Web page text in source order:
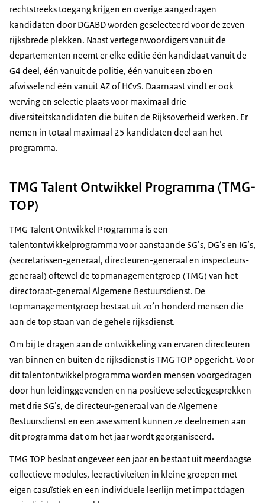
rechtstreeks toegang krijgen en overige aangedragen
kandidaten door DGABD worden geselecteerd voor de zeven
rijksbrede plekken. Naast vertegenwoordigers vanuit de
departementen neemt er elke editie één kandidaat vanuit de
G4 deel, één vanuit de politie, één vanuit een zbo en
afwisselend één vanuit AZ of HCvS. Daarnaast vindt er ook
werving en selectie plaats voor maximaal drie
diversiteitskandidaten die buiten de Rijksoverheid werken. Er
nemen in totaal maximaal 25 kandidaten deel aan het
programma.
TMG Talent Ontwikkel Programma (TMG-
TOP)
TMG Talent Ontwikkel Programma is een
talentontwikkelprogramma voor aanstaande SG’s, DG’s en IG’s,
(secretarissen-generaal, directeuren-generaal en inspecteurs-
generaal) oftewel de topmanagementgroep (TMG) van het
directoraat-generaal Algemene Bestuursdienst. De
topmanagementgroep bestaat uit zo’n honderd mensen die
aan de top staan van de gehele rijksdienst.
Om bij te dragen aan de ontwikkeling van ervaren directeuren
van binnen en buiten de rijksdienst is TMG TOP opgericht. Voor
dit talentontwikkelprogramma worden mensen voorgedragen
door hun leidinggevenden en na positieve selectiegesprekken
met drie SG’s, de directeur-generaal van de Algemene
Bestuursdienst en een assessment kunnen ze deelnemen aan
dit programma dat om het jaar wordt georganiseerd.
TMG TOP beslaat ongeveer een jaar en bestaat uit meerdaagse
collectieve modules, leeractiviteiten in kleine groepen met
eigen casuïstiek en een individuele leerlijn met impactdagen